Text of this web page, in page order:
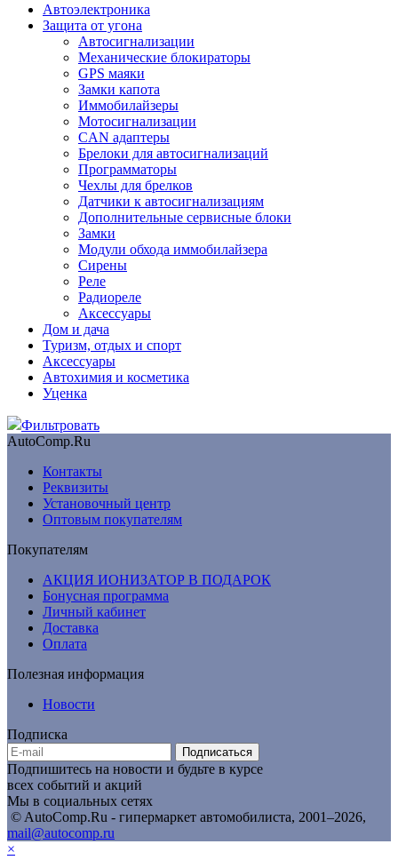
Автоэлектроника
Защита от угона
Автосигнализации
Механические блoкираторы
GPS маяки
Замки капота
Иммобилайзеры
Мотосигнализации
CAN адаптеры
Брелоки для автосигнализаций
Программаторы
Чехлы для брелков
Датчики к автосигнализациям
Дополнительные сервисные блоки
Замки
Модули обхода иммобилайзера
Сирены
Реле
Радиореле
Аксессуары
Дом и дача
Туризм, отдых и спорт
Аксессуары
Автохимия и косметика
Уценка
Фильтровать
AutoComp.Ru
Контакты
Реквизиты
Установочный центр
Оптовым покупателям
Покупателям
АКЦИЯ ИОНИЗАТОР В ПОДАРОК
Бонусная программа
Личный кабинет
Доставка
Оплата
Полезная информация
Новости
Подписка
Подписаться
Подпишитесь на новости и будьте в курсе
всех событий и акций
Мы в социальных сетях
© AutoComp.Ru - гипермаркет автомобилиста, 2001–2026,
mail@autocomp.ru
×